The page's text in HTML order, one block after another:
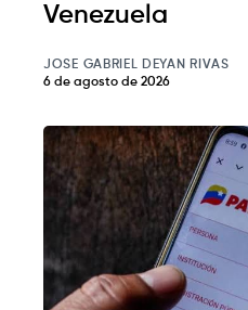
Venezuela
JOSE GABRIEL DEYAN RIVAS
6 de agosto de 2026